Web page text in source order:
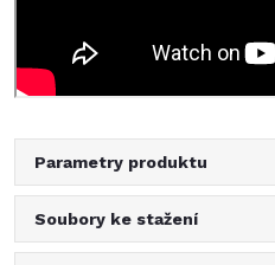
Parametry produktu
Soubory ke stažení